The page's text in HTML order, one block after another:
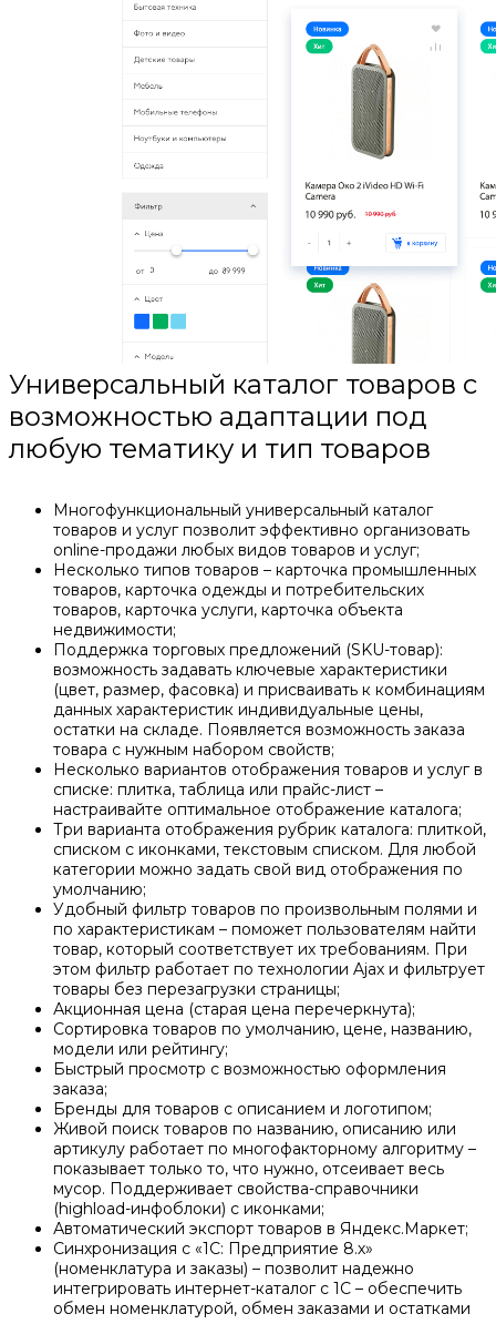
Универсальный каталог товаров с
возможностью адаптации под
любую тематику и тип товаров
Многофункциональный универсальный каталог
товаров и услуг позволит эффективно организовать
online-продажи любых видов товаров и услуг;
Несколько типов товаров – карточка промышленных
товаров, карточка одежды и потребительских
товаров, карточка услуги, карточка объекта
недвижимости;
Поддержка торговых предложений (SKU-товар):
возможность задавать ключевые характеристики
(цвет, размер, фасовка) и присваивать к комбинациям
данных характеристик индивидуальные цены,
остатки на складе. Появляется возможность заказа
товара с нужным набором свойств;
Несколько вариантов отображения товаров и услуг в
списке: плитка, таблица или прайс-лист –
настраивайте оптимальное отображение каталога;
Три варианта отображения рубрик каталога: плиткой,
списком с иконками, текстовым списком. Для любой
категории можно задать свой вид отображения по
умолчанию;
Удобный фильтр товаров по произвольным полями и
по характеристикам – поможет пользователям найти
товар, который соответствует их требованиям. При
этом фильтр работает по технологии Ajax и фильтрует
товары без перезагрузки страницы;
Акционная цена (старая цена перечеркнута);
Сортировка товаров по умолчанию, цене, названию,
модели или рейтингу;
Быстрый просмотр с возможностью оформления
заказа;
Бренды для товаров с описанием и логотипом;
Живой поиск товаров по названию, описанию или
артикулу работает по многофакторному алгоритму –
показывает только то, что нужно, отсеивает весь
мусор. Поддерживает свойства-справочники
(highload-инфоблоки) с иконками;
Автоматический экспорт товаров в Яндекс.Маркет;
Синхронизация с «1С: Предприятие 8.х»
(номенклатура и заказы) – позволит надежно
интегрировать интернет-каталог с 1С – обеспечить
обмен номенклатурой, обмен заказами и остатками